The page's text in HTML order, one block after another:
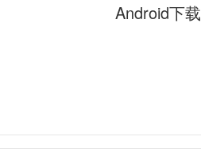
Android下载